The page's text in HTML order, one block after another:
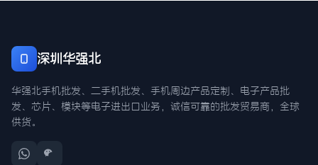
深圳华强北
华强北手机批发、二手机批发、手机周边产品定制、电子产品批
发、芯片、模块等电子进出口业务，诚信可靠的批发贸易商，全球
供货。